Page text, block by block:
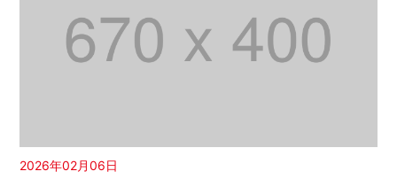
2026年02月06日